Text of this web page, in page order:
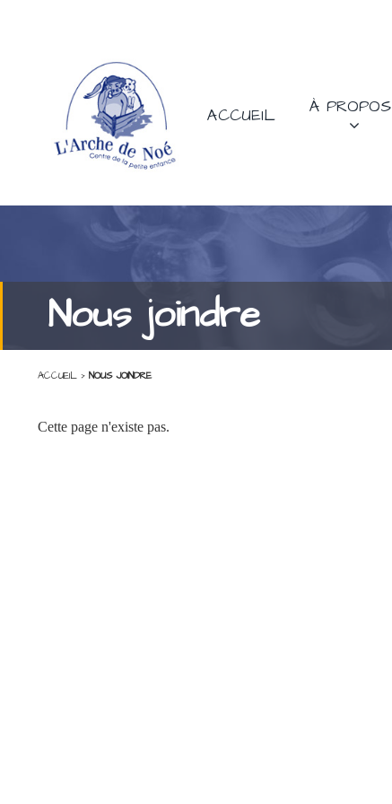
ACCUEIL À PROPOS
Nous joindre
ACCUEIL > NOUS JOINDRE
Cette page n'existe pas.